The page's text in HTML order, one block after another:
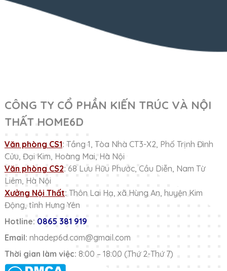
CÔNG TY CỔ PHẦN KIẾN TRÚC VÀ NỘI
THẤT HOME6D
Văn phòng CS1: Tầng 1, Tòa Nhà CT3-X2, Phố Trịnh Đình
Cửu, Đại Kim, Hoàng Mai, Hà Nội
Văn phòng CS2: 68 Lưu Hữu Phước, Cầu Diễn, Nam Từ
Liêm, Hà Nội
Xưởng Nội Thất: Thôn Lai Hạ, xã Hùng An, huyện Kim
Động, tỉnh Hưng Yên
Hotline: 0865 381 919
Email: nhadep6d.com@gmail.com
Thời gian làm việc: 8:00 – 18:00 (Thứ 2-Thứ 7)